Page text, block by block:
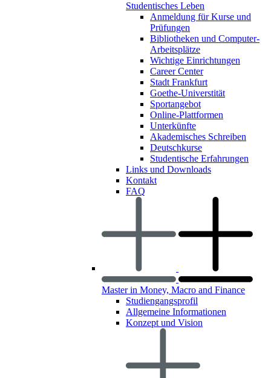
Studentisches Leben
Anmeldung für Kurse und
Prüfungen
Bibliotheken und Computer-
Arbeitsplätze
Wichtige Einrichtungen
Career Center
Stadt Frankfurt
Goethe-Universtität
Sportangebot
Online-Plattformen
Unterkünfte
Akademisches Schreiben
Deutschkurse
Studentische Erfahrungen
Links und Downloads
Kontakt
FAQ
Master in Money, Macro and Finance
Studiengangsprofil
Allgemeine Informationen
Konzept und Vision